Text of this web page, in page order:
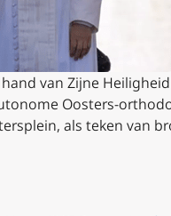
van Zijne
Oosters-
als teken van